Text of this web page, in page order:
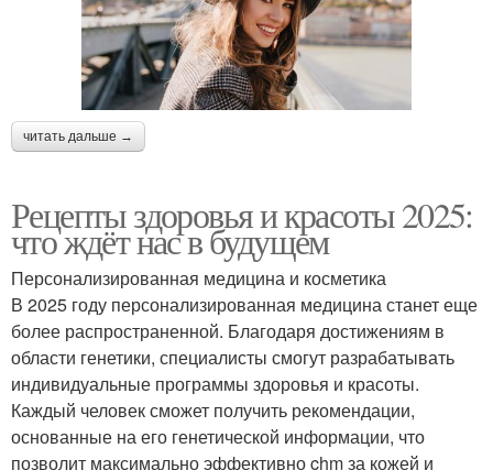
читать дальше →
Рецепты здоровья и красоты 2025:
что ждёт нас в будущем
Персонализированная медицина и косметика
В 2025 году персонализированная медицина станет еще
более распространенной. Благодаря достижениям в
области генетики, специалисты смогут разрабатывать
индивидуальные программы здоровья и красоты.
Каждый человек сможет получить рекомендации,
основанные на его генетической информации, что
позволит максимально эффективно chm за кожей и